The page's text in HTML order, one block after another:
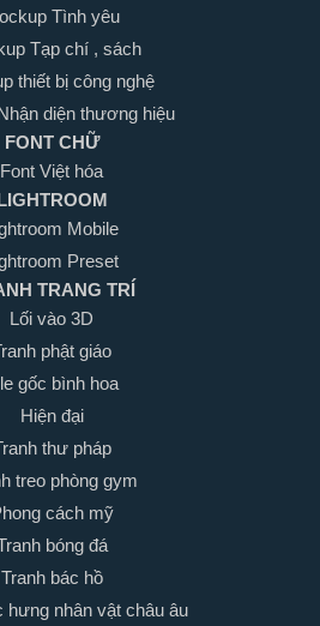
Tình yêu
Tạp chí , sách
thiết bị công nghệ
diện thương hiệu
FONT CHỮ
Font Việt hóa
Mobile
Preset
TRANG TRÍ
Lối vào 3D
phật giáo
gốc bình hoa
Hiện đại
thư pháp
treo phòng gym
cách mỹ
bóng đá
Tranh bác hồ
hưng nhân vật châu âu